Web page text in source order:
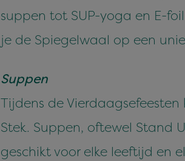
suppen tot SUP-yoga en E-
je de Spiegelwaal op een
Suppen
Tijdens de
Stek. Suppen, oftewel Stand
geschikt voor elke leeftijd en